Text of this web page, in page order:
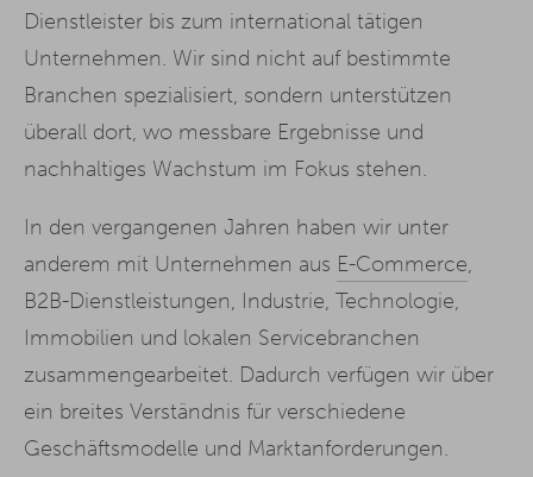
Dienstleister bis zum international tätigen
Unternehmen. Wir sind nicht auf bestimmte
Branchen spezialisiert, sondern unterstützen
überall dort, wo messbare Ergebnisse und
nachhaltiges Wachstum im Fokus stehen.
In den vergangenen Jahren haben wir unter
anderem mit Unternehmen aus E-Commerce,
B2B-Dienstleistungen, Industrie, Technologie,
Immobilien und lokalen Servicebranchen
zusammengearbeitet. Dadurch verfügen wir über
ein breites Verständnis für verschiedene
Geschäftsmodelle und Marktanforderungen.